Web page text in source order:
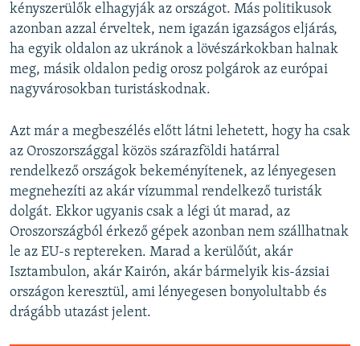
kényszerülők elhagyják az országot. Más politikusok
azonban azzal érveltek, nem igazán igazságos eljárás,
ha egyik oldalon az ukránok a lövészárkokban halnak
meg, másik oldalon pedig orosz polgárok az európai
nagyvárosokban turistáskodnak.
Azt már a megbeszélés előtt látni lehetett, hogy ha csak
az Oroszországgal közös szárazföldi határral
rendelkező országok bekeményítenek, az lényegesen
megnehezíti az akár vízummal rendelkező turisták
dolgát. Ekkor ugyanis csak a légi út marad, az
Oroszországból érkező gépek azonban nem szállhatnak
le az EU-s reptereken. Marad a kerülőút, akár
Isztambulon, akár Kairón, akár bármelyik kis-ázsiai
országon keresztül, ami lényegesen bonyolultabb és
drágább utazást jelent.